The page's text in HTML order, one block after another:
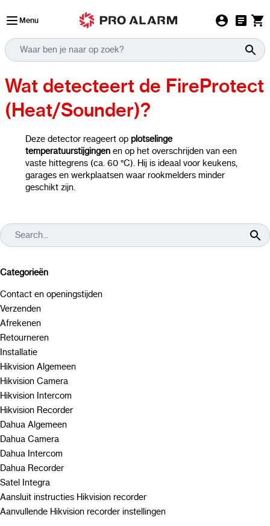
Menu
Wat detecteert de FireProtect
(Heat/Sounder)?
Deze detector reageert op plotselinge
temperatuurstijgingen en op het overschrijden van een
vaste hittegrens (ca. 60 °C). Hij is ideaal voor keukens,
garages en werkplaatsen waar rookmelders minder
geschikt zijn.
Categorieën
Contact en openingstijden
Verzenden
Afrekenen
Retourneren
Installatie
Hikvision Algemeen
Hikvision Camera
Hikvision Intercom
Hikvision Recorder
Dahua Algemeen
Dahua Camera
Dahua Intercom
Dahua Recorder
Satel Integra
Aansluit instructies Hikvision recorder
Aanvullende Hikvision recorder instellingen